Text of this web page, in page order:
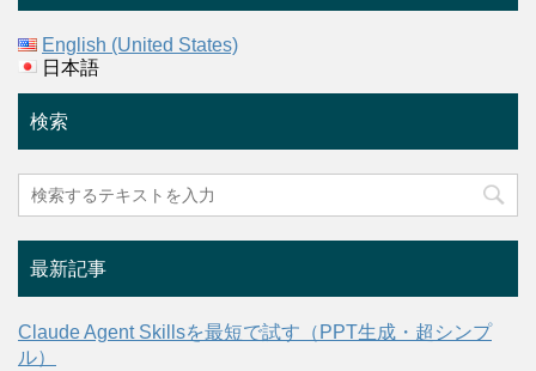
English (United States)
日本語
検索
最新記事
Claude Agent Skillsを最短で試す（PPT生成・超シンプ
ル）